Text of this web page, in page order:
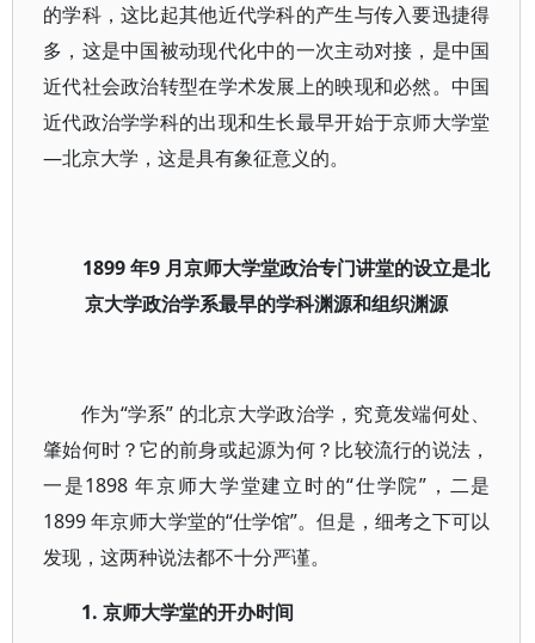
的学科，这比起其他近代学科的产生与传入要迅捷得
多，这是中国被动现代化中的一次主动对接，是中国
近代社会政治转型在学术发展上的映现和必然。中国
近代政治学学科的出现和生长最早开始于京师大学堂
—北京大学，这是具有象征意义的。
1899 年9 月京师大学堂政治专门讲堂的设立是北
京大学政治学系最早的学科渊源和组织渊源
作为“学系” 的北京大学政治学，究竟发端何处、
肇始何时？它的前身或起源为何？比较流行的说法，
一是1898 年京师大学堂建立时的“仕学院”，二是
1899 年京师大学堂的“仕学馆”。但是，细考之下可以
发现，这两种说法都不十分严谨。
1. 京师大学堂的开办时间